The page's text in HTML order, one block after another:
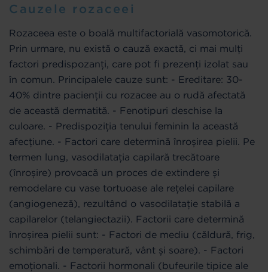
Cauzele rozaceei
Rozaceea este o boală multifactorială vasomotorică.
Prin urmare, nu există o cauză exactă, ci mai mulți
factori predispozanți, care pot fi prezenți izolat sau
în comun. Principalele cauze sunt: - Ereditare: 30-
40% dintre pacienții cu rozacee au o rudă afectată
de această dermatită. - Fenotipuri deschise la
culoare. - Predispoziția tenului feminin la această
afecțiune. - Factori care determină înroșirea pielii. Pe
termen lung, vasodilatația capilară trecătoare
(înroșire) provoacă un proces de extindere și
remodelare cu vase tortuoase ale rețelei capilare
(angiogeneză), rezultând o vasodilatație stabilă a
capilarelor (telangiectazii). Factorii care determină
înroșirea pielii sunt: - Factori de mediu (căldură, frig,
schimbări de temperatură, vânt și soare). - Factori
emoționali. - Factorii hormonali (bufeurile tipice ale